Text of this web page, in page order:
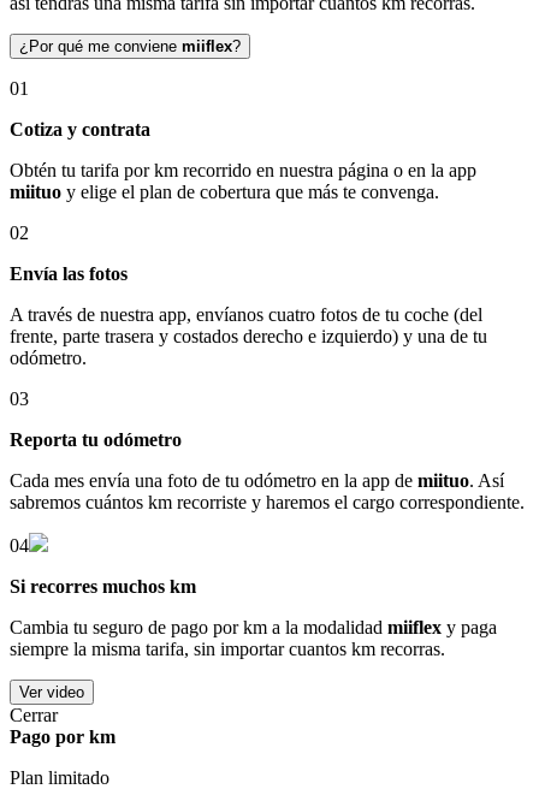
¿Por qué me conviene miiflex?
01
Cotiza y contrata
Obtén tu tarifa por km recorrido en nuestra página o en la app
miituo y elige el plan de cobertura que más te convenga.
02
Envía las fotos
A través de nuestra app, envíanos cuatro fotos de tu coche (del
frente, parte trasera y costados derecho e izquierdo) y una de tu
odómetro.
03
Reporta tu odómetro
Cada mes envía una foto de tu odómetro en la app de miituo. Así
sabremos cuántos km recorriste y haremos el cargo correspondiente.
04
Si recorres muchos km
Cambia tu seguro de pago por km a la modalidad miiflex y paga
siempre la misma tarifa, sin importar cuantos km recorras.
Ver video
Cerrar
Pago por km
Plan limitado